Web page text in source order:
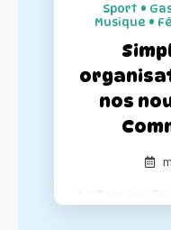
Sport •
Musique •
nos
La Semaine